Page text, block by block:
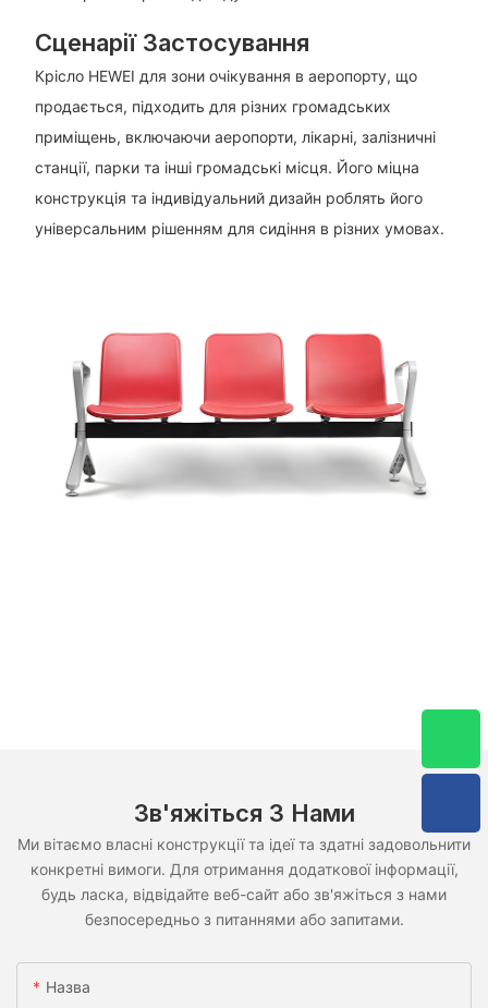
Сценарії Застосування
Крісло HEWEI для зони очікування в аеропорту, що
продається, підходить для різних громадських
приміщень, включаючи аеропорти, лікарні, залізничні
станції, парки та інші громадські місця. Його міцна
конструкція та індивідуальний дизайн роблять його
універсальним рішенням для сидіння в різних умовах.
Зв'яжіться З Нами
Ми вітаємо власні конструкції та ідеї та здатні задовольнити
конкретні вимоги. Для отримання додаткової інформації,
будь ласка, відвідайте веб-сайт або зв'яжіться з нами
безпосередньо з питаннями або запитами.
Назва